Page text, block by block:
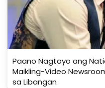
Paano Nagtayo ang
Maikling-Video
sa Libangan